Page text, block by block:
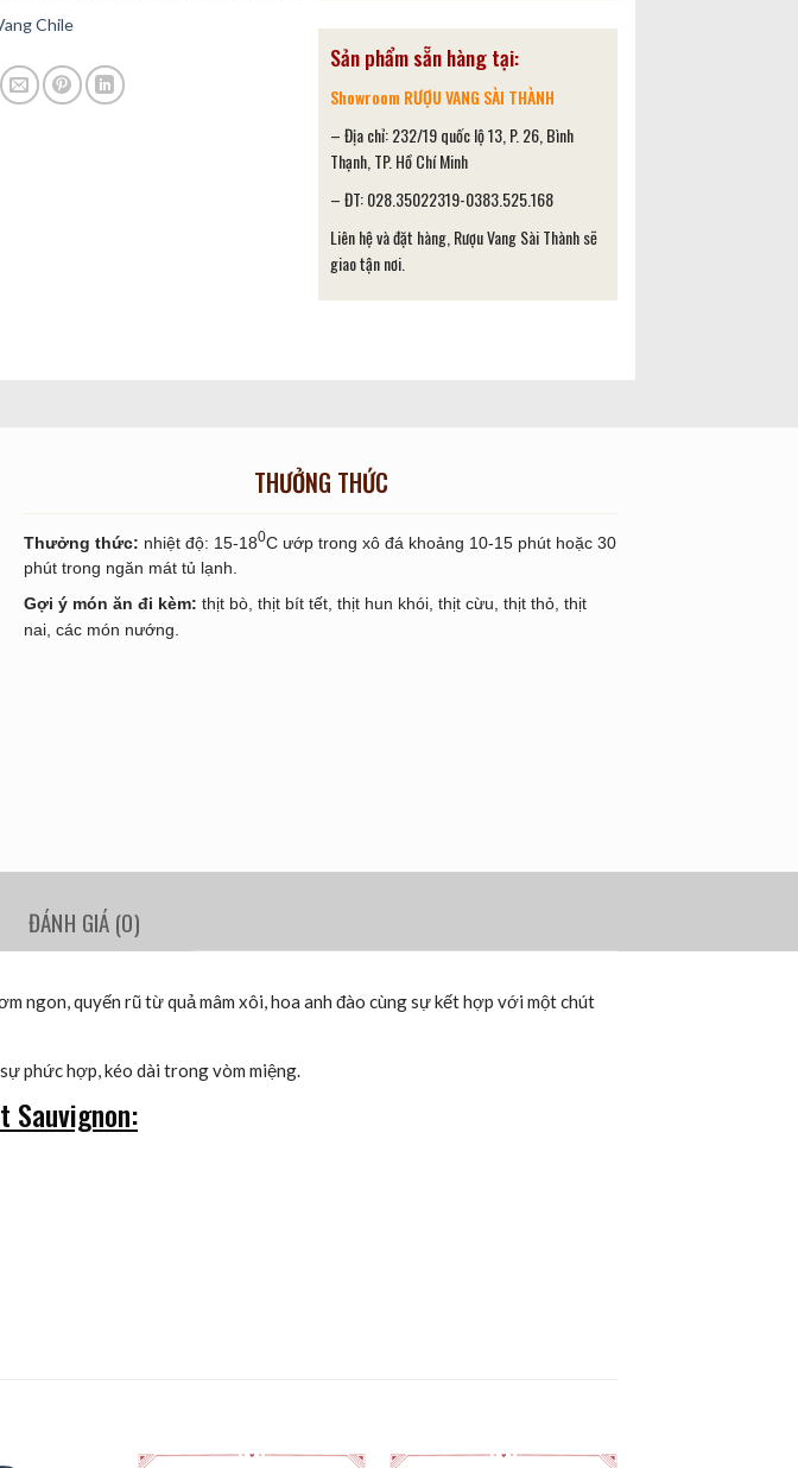
Chile
Sản phẩm sẵn hàng tại:
Showroom RƯỢU VANG SÀI THÀNH
– Địa chỉ: 232/19 quốc lộ 13, P. 26, Bình
Thạnh, TP. Hồ Chí Minh
– ĐT: 028.35022319-0383.525.168
Liên hệ và đặt hàng, Rượu Vang Sài Thành sẽ
giao tận nơi.
THƯỞNG THỨC
Thưởng thức: nhiệt độ: 15-180C ướp trong xô đá khoảng 10-15 phút hoặc 30
phút trong ngăn mát tủ lạnh.
Gợi ý món ăn đi kèm: thịt bò, thịt bít tết, thịt hun khói, thịt cừu, thịt thỏ, thịt
nai, các món nướng.
ĐÁNH GIÁ (0)
ngon, quyến rũ từ quả mâm xôi, hoa anh đào cùng sự kết hợp với một chút
phức hợp, kéo dài trong vòm miệng.
Sauvignon: